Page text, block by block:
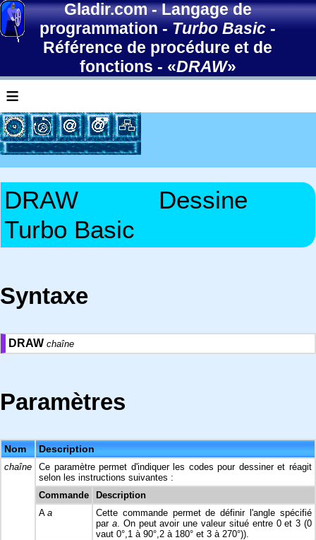
Gladir.com-Langage de
programmation-Turbo Basic-
Référence de procédure et de
fonctions - «DRAW»
≡
DRAW
Dessine
Turbo Basic
Syntaxe
DRAW chaîne
Paramètres
Nom Description
chaîne
Ce paramètre permet d'indiquer les codes pour dessiner et réagit
selon les instructions suivantes :
Commande
Description
A a
Cette commande permet de définir l'angle spécifié
par a. On peut avoir une valeur situé entre 0 et 3 (0
vaut 0°,1 à 90°,2 à 180° et 3 à 270°)).